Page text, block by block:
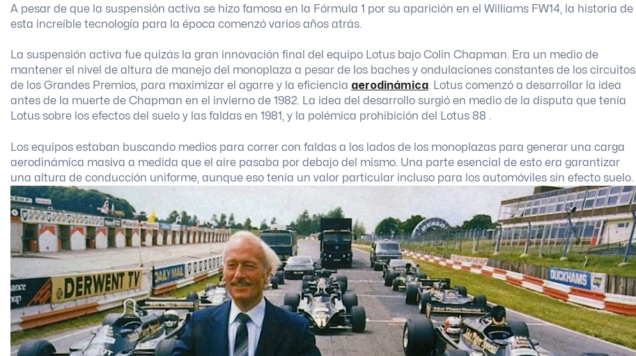
A pesar de que la suspensión activa se hizo famosa en la Fórmula 1 por su aparición en el Williams FW14, la historia de
esta increíble tecnología para la época comenzó varios años atrás.
La suspensión activa fue quizás la gran innovación final del equipo Lotus bajo Colin Chapman. Era un medio de
mantener el nivel de altura de manejo del monoplaza a pesar de los baches y ondulaciones constantes de los circuitos
de los Grandes Premios, para maximizar el agarre y la eficiencia aerodinámica. Lotus comenzó a desarrollar la idea
antes de la muerte de Chapman en el invierno de 1982. La idea del desarrollo surgió en medio de la disputa que tenía
Lotus sobre los efectos del suelo y las faldas en 1981, y la polémica prohibición del Lotus 88 .
Los equipos estaban buscando medios para correr con faldas a los lados de los monoplazas para generar una carga
aerodinámica masiva a medida que el aire pasaba por debajo del mismo. Una parte esencial de esto era garantizar
una altura de conducción uniforme, aunque eso tenía un valor particular incluso para los automóviles sin efecto suelo.